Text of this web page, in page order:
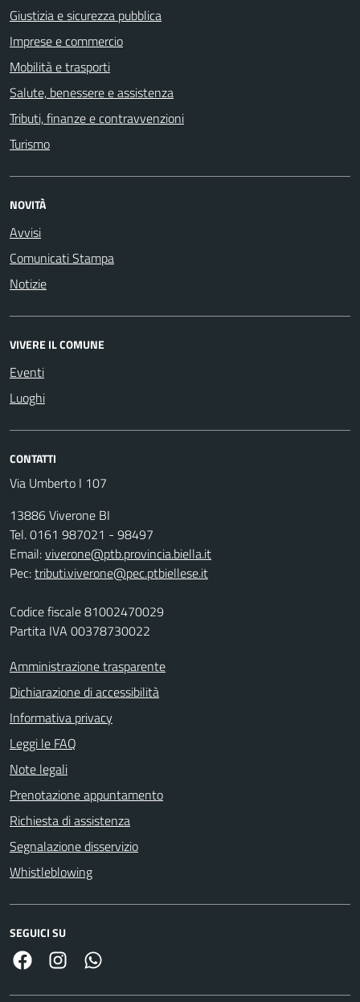
Giustizia e sicurezza pubblica
Imprese e commercio
Mobilità e trasporti
Salute, benessere e assistenza
Tributi, finanze e contravvenzioni
Turismo
NOVITÀ
Avvisi
Comunicati Stampa
Notizie
VIVERE IL COMUNE
Eventi
Luoghi
CONTATTI
Via Umberto I 107
13886 Viverone BI
Tel. 0161 987021 - 98497
Email:viverone@ptb.provincia.biella.it
Pec:tributi.viverone@pec.ptbiellese.it
Codice fiscale 81002470029
Partita IVA 00378730022
Amministrazione trasparente
Dichiarazione di accessibilità
Informativa privacy
Leggi le FAQ
Note legali
Prenotazione appuntamento
Richiesta di assistenza
Segnalazione disservizio
Whistleblowing
SEGUICI SU
Facebook Link Instagram